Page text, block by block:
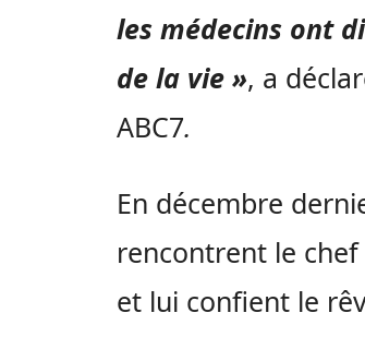
les médecins ont
de la vie », a
ABC7.
En décembre
rencontrent le chef
et lui confient le